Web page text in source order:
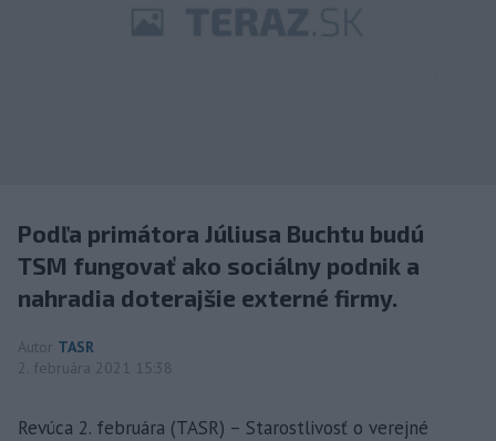
Podľa primátora Júliusa Buchtu budú
TSM fungovať ako sociálny podnik a
nahradia doterajšie externé firmy.
Autor TASR
2. februára 2021 15:38
Revúca 2. februára (TASR) – Starostlivosť o verejné